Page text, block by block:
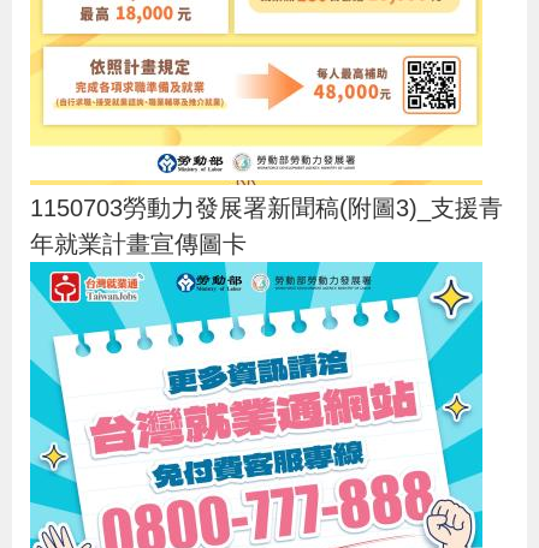
1150703勞動力發展署新聞稿(附圖3)_支援青
年就業計畫宣傳圖卡